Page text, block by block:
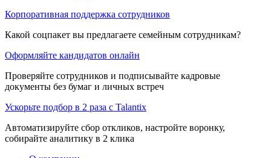
Корпоративная поддержка сотрудников
Какой соцпакет вы предлагаете семейным сотрудникам?
Оформляйте кандидатов онлайн
Проверяйте сотрудников и подписывайте кадровые
документы без бумаг и личных встреч
Ускорьте подбор в 2 раза с Talantix
Автоматизируйте сбор откликов, настройте воронку,
собирайте аналитику в 2 клика